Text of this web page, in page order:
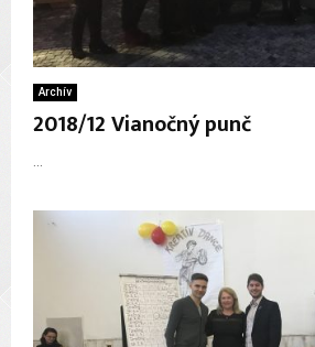
Archív
2018/12 Vianočný punč
...